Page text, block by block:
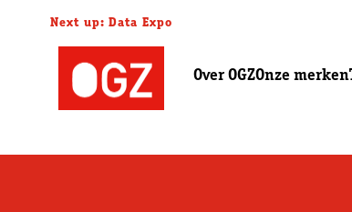
Next up: Data Expo
Over OGZOnze merken